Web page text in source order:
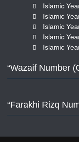
Islamic
Islamic
Islamic
Islamic
Islamic
“Wazaif Number
“Farakhi Rizq